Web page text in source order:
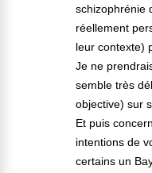
schizophrénie
réellement
leur contexte)
Je ne
semble très
objective) sur
Et puis
intentions de
certains un